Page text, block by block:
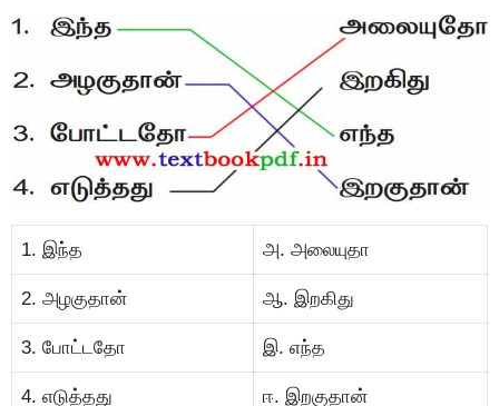
1. இந்த அ. அலையுதா
2. அழகுதான் ஆ. இறகிது
3. போட்டதோ இ. எந்த
4. எடுத்தது ஈ. இறகுதான்